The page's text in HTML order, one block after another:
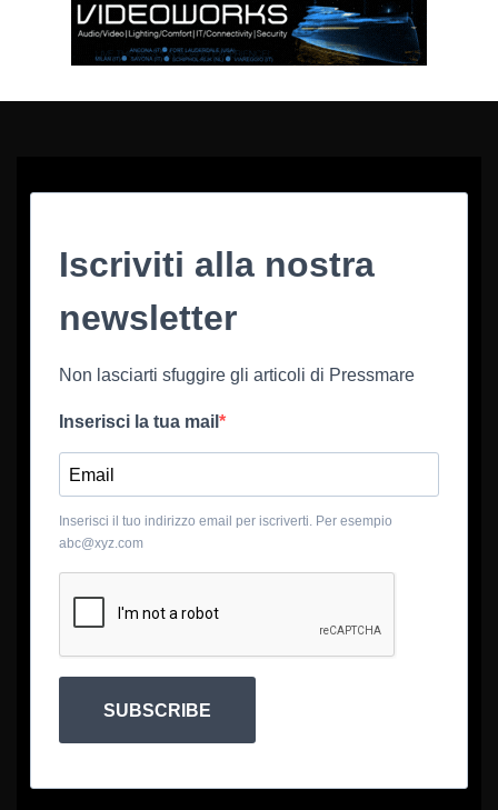
Iscriviti alla nostra
newsletter
Non lasciarti sfuggire gli articoli di Pressmare
Inserisci la tua mail
Inserisci il tuo indirizzo email per iscriverti. Per esempio
abc@xyz.com
SUBSCRIBE